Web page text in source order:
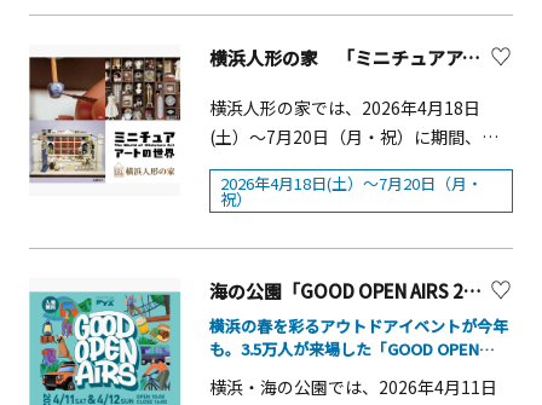
した展覧会「きかんしゃトーマスの世
界展」が開催されます。本展覧会の期
間中、横浜高島屋、CIAL桜木町ANNEX
旧横ギャラリーと当館の3施設でスタン
プラリーも実施。ぜひこの機会に、ト
道発祥の地・横浜を巡ってみてはいか
がでしょうか。 概要■開催日：
4/23（木）～5/11（月）※火曜、水曜
は休館日です。ただし祝日の
4/29（水）、5/5（火）、5/6（水）は
営業し、4/30（木）、5/7（木）、
5/8（金）は振替休館。※スタンプラリ
ーで訪れる際は、各施設の営業時間を
誘いの上ぜひお越しください。概要■
時間：10：00～15：00■場所：相模原
公園■内 容【両日】販売：花苗・焼
き菓子・キッチンカー／テント（各日6
～7店舗出店）体験：ミニ凧作り、塗り
年鼓笛バンド演奏販売：酒まんじゅ
う・味噌・野菜【4/19（日）】鑑賞：
お囃子体験：高所リフト車・ふわふわ
ドーム・家庭犬しつけ教室・ツリーク
横浜人形の家 「ミニチュアアートの世界」【横浜市】
横浜人形の家では、2026年4月18日
(土）～7月20日（月・祝）に期間、第
二企画展「ミニチュアアートの世界」
を開催します。和道具・動物・昆虫・
器・フード・アンティーク家具&hellip;
オールジャンルのミニチュアアート作
合しました。 23名の作家・コレクター
い。展示概要■会期： 2026年4月18日
2026年4月18日(土）～7月20日（月・
祝）
海の公園「GOOD OPEN AIRS 2026（グッドオープンエアズ 2026）」【横浜市】
横浜の春を彩るアウトドアイベントが今年
も。3.5万人が来場した「GOOD OPEN
催決定【入場無料】
横浜・海の公園では、2026年4月11日